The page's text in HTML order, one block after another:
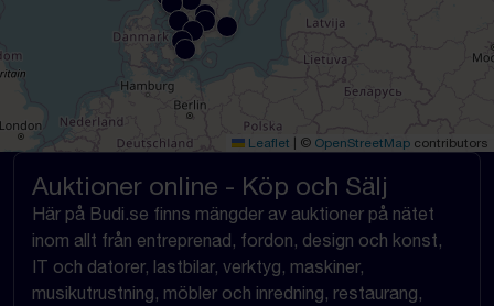
Leaflet © OpenStreetMap contributors
Auktioner online - Köp och Sälj
Här på Budi.se finns mängder av auktioner på nätet
inom allt från entreprenad, fordon, design och konst,
IT och datorer, lastbilar, verktyg, maskiner,
musikutrustning, möbler och inredning, restaurang,